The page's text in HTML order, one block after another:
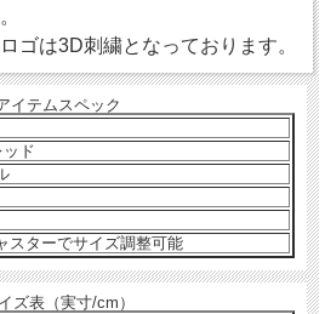
ゴは3D刺繍となっております。
イテムスペック
ド
スターでサイズ調整可能
ズ表（実寸/cm）